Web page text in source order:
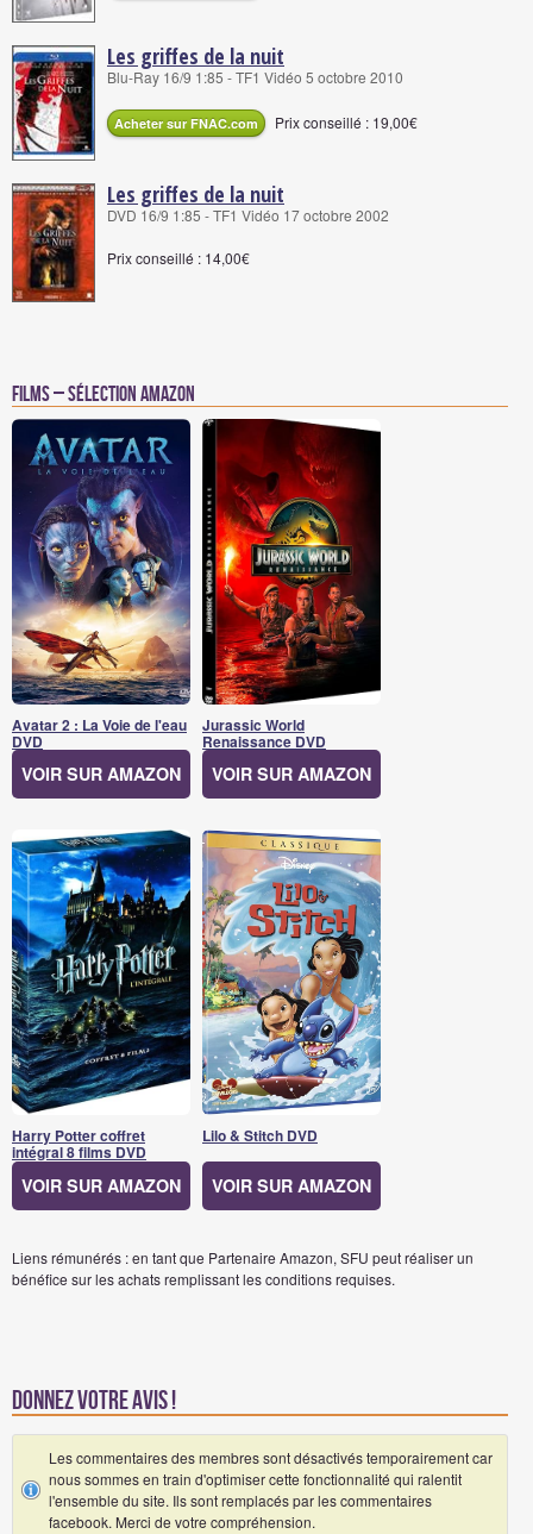
Les griffes de la nuit
Blu-Ray 16/9 1:85 - TF1 Vidéo 5 octobre 2010
Acheter sur FNAC.com Prix conseillé : 19,00€
Les griffes de la nuit
DVD 16/9 1:85 - TF1 Vidéo 17 octobre 2002
Prix conseillé : 14,00€
Films – Sélection Amazon
Avatar 2 : La Voie de l'eau
DVD
VOIR SUR AMAZON
Jurassic World
Renaissance DVD
VOIR SUR AMAZON
Harry Potter coffret
intégral 8 films DVD
VOIR SUR AMAZON
Lilo & Stitch DVD
VOIR SUR AMAZON
Liens rémunérés : en tant que Partenaire Amazon, SFU peut réaliser un
bénéfice sur les achats remplissant les conditions requises.
Donnez votre avis !
Les commentaires des membres sont désactivés temporairement car
nous sommes en train d'optimiser cette fonctionnalité qui ralentit
l'ensemble du site. Ils sont remplacés par les commentaires
facebook. Merci de votre compréhension.